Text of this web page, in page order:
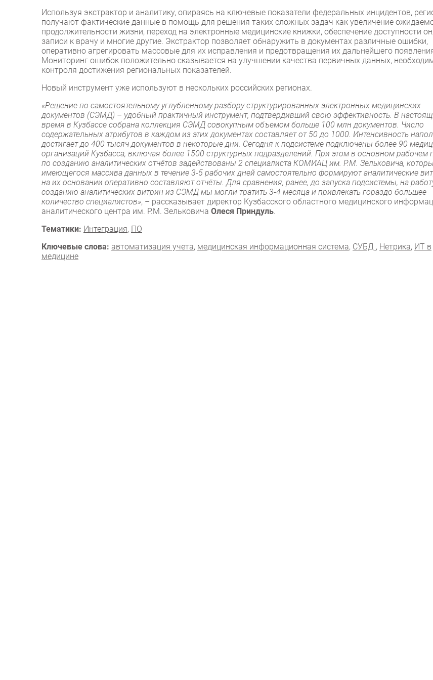
Используя экстрактор и аналитику, опираясь на ключевые показатели федеральных инцидентов,
получают фактические данные в помощь для решения таких сложных задач как увеличение
продолжительности жизни, переход на электронные медицинские книжки, обеспечение доступности
записи к врачу и многие другие. Экстрактор позволяет обнаружить в документах различные ошибки,
оперативно агрегировать массовые для их исправления и предотвращения их дальнейшего
Мониторинг ошибок положительно сказывается на улучшении качества первичных данных,
контроля достижения региональных показателей.
Новый инструмент уже используют в нескольких российских регионах.
«Решение по самостоятельному углубленному разбору структурированных электронных медицинских
документов (СЭМД) – удобный практичный инструмент, подтвердивший свою эффективность. В
время в Кузбассе собрана коллекция СЭМД совокупным объемом больше 100 млн документов. Число
содержательных атрибутов в каждом из этих документах составляет от 50 до 1000. Интенсивность
достигает до 400 тысяч документов в некоторые дни. Сегодня к подсистеме подключены более 90
организаций Кузбасса, включая более 1500 структурных подразделений. При этом в основном рабочем
по созданию аналитических отчётов задействованы 2 специалиста КОМИАЦ им. Р.М. Зельковича,
имеющегося массива данных в течение 3-5 рабочих дней самостоятельно формируют аналитические
на их основании оперативно составляют отчёты. Для сравнения, ранее, до запуска подсистемы, на
созданию аналитических витрин из СЭМД мы могли тратить 3-4 месяца и привлекать гораздо большее
количество специалистов», – рассказывает директор Кузбасского областного медицинского
аналитического центра им. Р.М. Зельковича Олеся Приндуль.
Тематики: Интеграция, ПО
Ключевые слова: автоматизация учета, медицинская информационная система, СУБД , Нетрика, ИТ в
медицине